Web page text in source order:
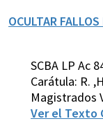
OCULTAR
SCBA LP Ac
Carátula: R.
Magistrados
Ver el Texto